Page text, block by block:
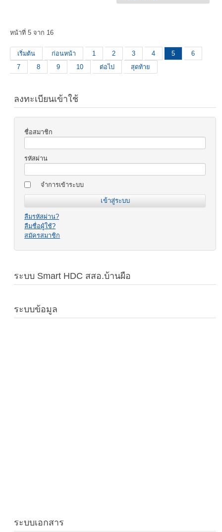
หน้าที่ 5 จาก 16
เริ่มต้น ก่อนหน้า 1 2 3 4 5
6
7
8 9 10 ต่อไป สุดท้าย
ลงทะเบียนเข้าใช้
ชื่อสมาชิก
รหัสผ่าน
จำการเข้าระบบ
ลืมรหัสผ่าน?
ลืมชื่อผู้ใช้?
สมัครสมาชิก
ระบบ Smart HDC สสอ.บ้านผือ
ระบบข้อมูล
ระบบเอกสาร